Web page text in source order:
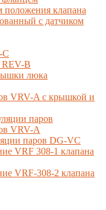
положения клапана
с датчиком
C
B
люка
VRV-A с крышкой и
паров
VRV-A
паров DG-VC
VRF 308-1 клапана
VRF-308-2 клапана